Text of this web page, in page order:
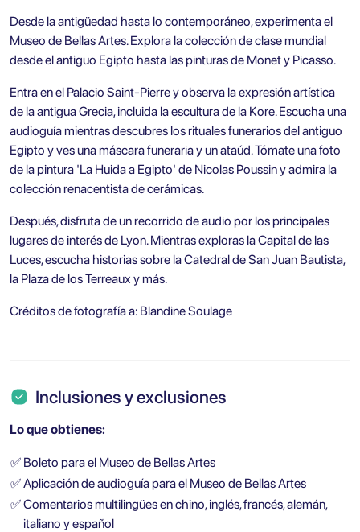
Desde la antigüedad hasta lo contemporáneo, experimenta el
Museo de Bellas Artes. Explora la colección de clase mundial
desde el antiguo Egipto hasta las pinturas de Monet y Picasso.
Entra en el Palacio Saint-Pierre y observa la expresión artística
de la antigua Grecia, incluida la escultura de la Kore. Escucha una
audioguía mientras descubres los rituales funerarios del antiguo
Egipto y ves una máscara funeraria y un ataúd. Tómate una foto
de la pintura 'La Huida a Egipto' de Nicolas Poussin y admira la
colección renacentista de cerámicas.
Después, disfruta de un recorrido de audio por los principales
lugares de interés de Lyon. Mientras exploras la Capital de las
Luces, escucha historias sobre la Catedral de San Juan Bautista,
la Plaza de los Terreaux y más.
Créditos de fotografía a: Blandine Soulage
Inclusiones y exclusiones
Lo que obtienes:
✅ Boleto para el Museo de Bellas Artes
✅Aplicación de audioguía para el Museo de Bellas Artes
✅Comentarios multilingües en chino, inglés, francés, alemán,
italiano y español